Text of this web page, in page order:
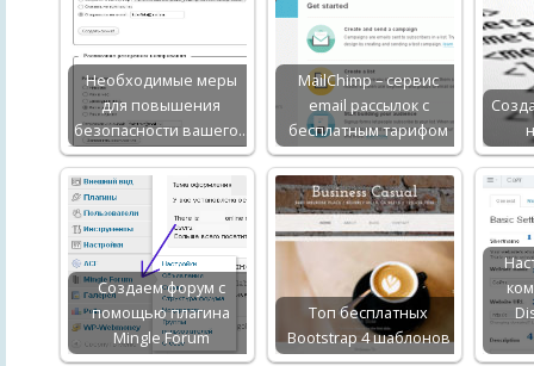
Необходимые меры
для повышения
безопасности вашего…
MailChimp – сервис
email рассылок с
бесплатным тарифом
Создаем форум с
помощью плагина
Mingle Forum
Топ бесплатных
Bootstrap 4 шаблонов